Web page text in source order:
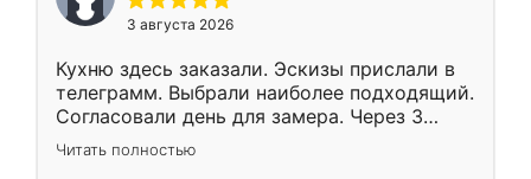
3 августа 2026
Кухню здесь заказали. Эскизы прислали в
телеграмм. Выбрали наиболее подходящий.
Согласовали день для замера. Через 3
недели кухня была уже готова. Остались
довольны работой. Спасибо Ренессанс
Читать полностью